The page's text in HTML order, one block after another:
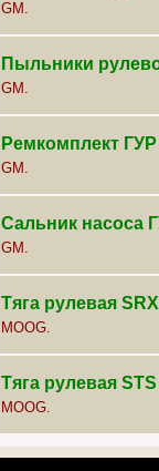
GM.
Пыльники
GM.
Ремкомплект ГУР
GM.
Сальник насоса
GM.
Тяга рулевая
MOOG.
Тяга рулевая STS
MOOG.